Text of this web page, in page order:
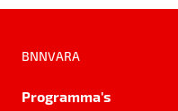
BNNVARA
Programma's